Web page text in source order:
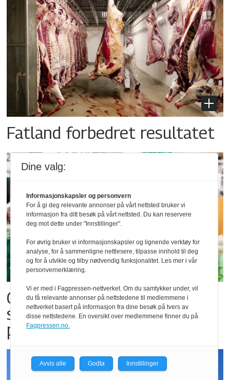
Fatland forbedret resultatet
Carlsberg forventer
salgsrekord for alkoholfri øl
på festivaler
Dine valg:
Informasjonskapsler og personvern
For å gi deg relevante annonser på vårt nettsted bruker vi
informasjon fra ditt besøk på vårt nettsted. Du kan reservere
deg mot dette under "Innstillinger".
For øvrig bruker vi informasjonskapsler og lignende verktøy for
analyse, for å sammenligne nettlesere, tilpasse innhold til deg
og for å utvikle og tilby nødvendig funksjonalitet. Les mer i vår
personvernerklæring.
Vi er med i Fagpressen-nettverket. Om du samtykker under, vil
du få relevante annonser på nettstedene til medlemmene i
nettverket basert på informasjon fra dine besøk på tvers av
disse nettstedene. En oversikt over medlemmene finner du på
Fagpressen.no.
Avvis alle Godta Innstillinger